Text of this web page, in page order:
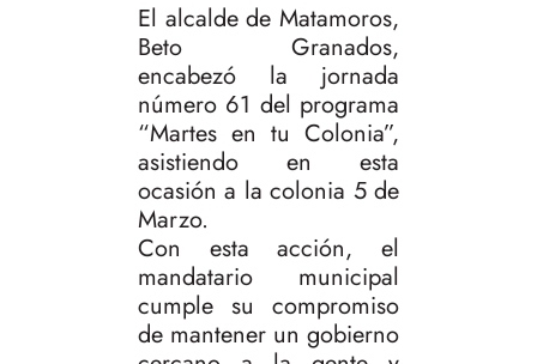
El alcalde de Matamoros,
Beto Granados,
encabezó la jornada
número 61 del programa
“Martes en tu Colonia”,
asistiendo en esta
ocasión a la colonia 5 de
Marzo.
Con esta acción, el
mandatario municipal
cumple su compromiso
de mantener un gobierno